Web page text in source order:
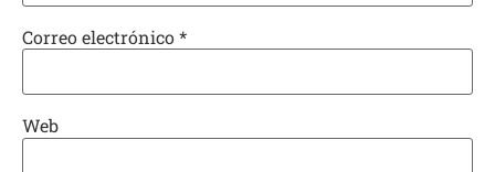
Correo electrónico*
Web